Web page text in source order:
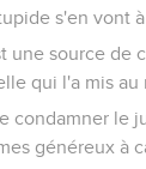
s'en vont
une source de
qui l'a mis au
condamner le
généreux à